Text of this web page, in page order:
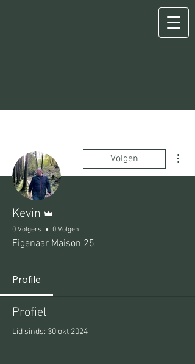
Volgen
Kevin
0 Volgers 0 Volgen
Eigenaar Maison 25
Profile
Profiel
Lid sinds: 30 okt 2024